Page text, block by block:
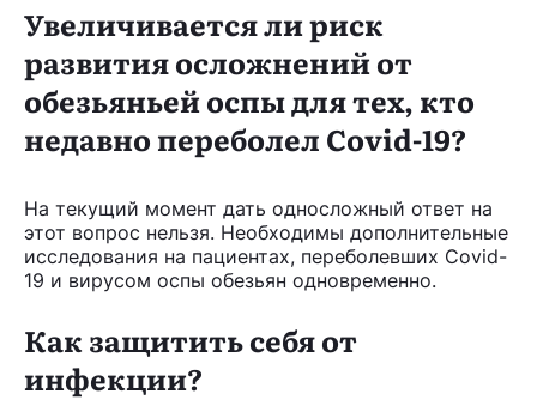
Увеличивается ли риск
развития осложнений от
обезьяньей оспы для тех, кто
недавно переболел Covid-19?
На текущий момент дать односложный ответ на
этот вопрос нельзя. Необходимы дополнительные
исследования на пациентах, переболевших Covid-
19 и вирусом оспы обезьян одновременно.
Как защитить себя от
инфекции?